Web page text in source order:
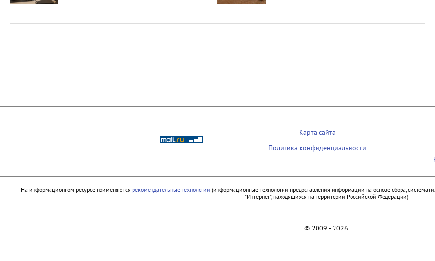
Карта сайта
Политика конфиденциальности
На информационном ресурсе применяются рекомендательные технологии (информационные технологии предоставления информации на основе сбора,
"Интернет", находящихся на территории Российской Федерации)
© 2009 - 2026